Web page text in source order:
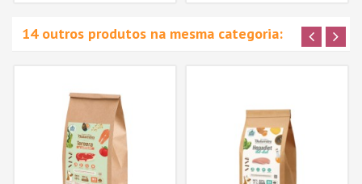
14 outros produtos na mesma categoria: